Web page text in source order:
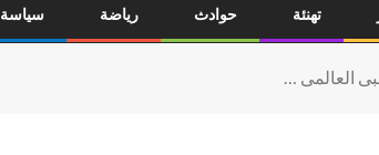
تهنئة حوادث رياضة سياسة
العالمى …